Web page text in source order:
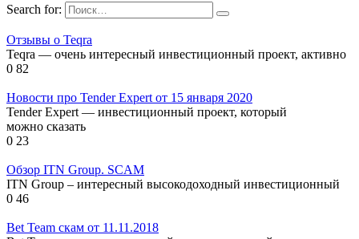
Search for:
Отзывы о Teqra
Teqra — очень интересный инвестиционный проект, активно
0 82
Новости про Tender Expert от 15 января 2020
Tender Expert — инвестиционный проект, который
можно сказать
0 23
Обзор ITN Group. SCAM
ITN Group – интересный высокодоходный инвестиционный
0 46
Bet Team скам от 11.11.2018